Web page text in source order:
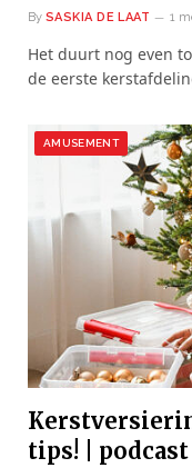
By SASKIA DE LAAT 1
Het duurt nog even
de eerste
AMUSEMENT
tips! | podcast